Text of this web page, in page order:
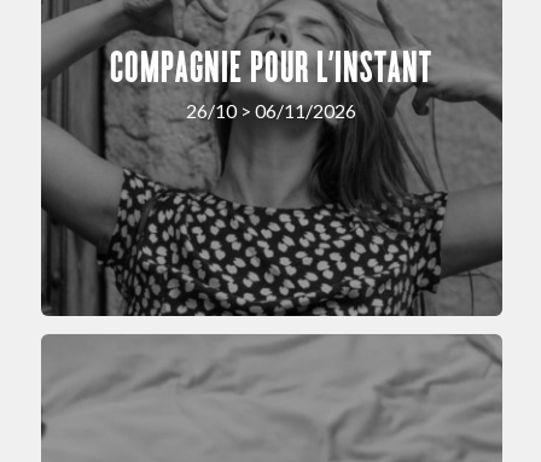
COMPAGNIE POUR L’INSTANT
26/10 > 06/11/2026